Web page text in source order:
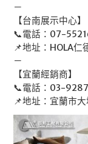
－
【台南展示中心】
📞電話：07-
📌地址：HOLA
－
【宜蘭經銷商】
📞電話：03-
📌地址：宜蘭市